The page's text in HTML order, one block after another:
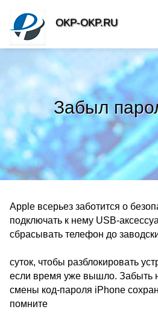
Забыл
Apple всерьез заботится о
подключать к нему USB-
сбрасывать телефон до
суток, чтобы разблокировать
если время уже вышло. Забыть
смены код-пароля iPhone
помните
OKP-OKP.RU